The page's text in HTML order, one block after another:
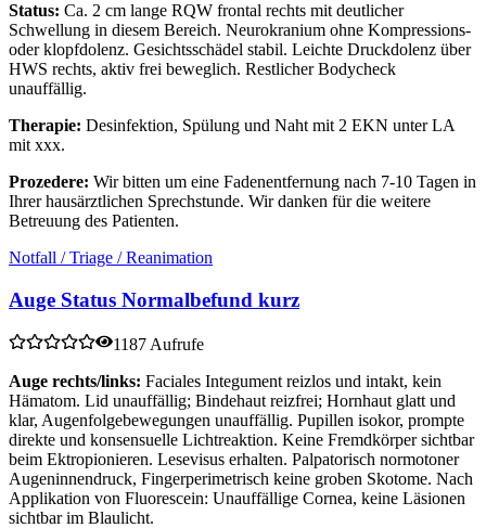
Status: Ca. 2 cm lange RQW frontal rechts mit deutlicher
Schwellung in diesem Bereich. Neurokranium ohne Kompressions-
oder klopfdolenz. Gesichtsschädel stabil. Leichte Druckdolenz über
HWS rechts, aktiv frei beweglich. Restlicher Bodycheck
unauffällig.
Therapie: Desinfektion, Spülung und Naht mit 2 EKN unter LA
mit xxx.
Prozedere: Wir bitten um eine Fadenentfernung nach 7-10 Tagen in
Ihrer hausärztlichen Sprechstunde. Wir danken für die weitere
Betreuung des Patienten.
Notfall / Triage / Reanimation
Auge Status Normalbefund kurz
1187 Aufrufe
Auge rechts/links: Faciales Integument reizlos und intakt, kein
Hämatom. Lid unauffällig; Bindehaut reizfrei; Hornhaut glatt und
klar, Augenfolgebewegungen unauffällig. Pupillen isokor, prompte
direkte und konsensuelle Lichtreaktion. Keine Fremdkörper sichtbar
beim Ektropionieren. Lesevisus erhalten. Palpatorisch normotoner
Augeninnendruck, Fingerperimetrisch keine groben Skotome. Nach
Applikation von Fluorescein: Unauffällige Cornea, keine Läsionen
sichtbar im Blaulicht.